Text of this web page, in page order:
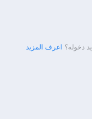
دخوله؟ اعرف المزيد